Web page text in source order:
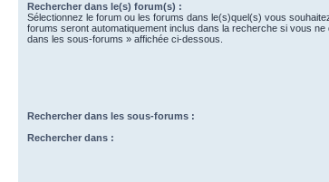
Rechercher dans le(s) forum(s) :
Sélectionnez le forum ou les forums dans le(s)quel(s) vous
forums seront automatiquement inclus dans la recherche si vous ne
dans les sous-forums » affichée ci-dessous.
Rechercher dans les sous-forums :
Rechercher dans :